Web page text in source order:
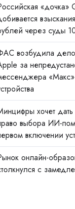
«дочка»
через суды
возбудила
за
хочет дать
выбора ИИ-
включении
онлайн-
с